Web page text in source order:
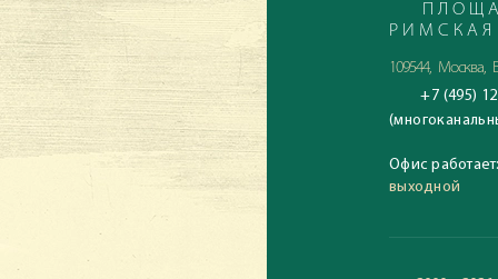
РИМСКАЯ
109544, Москва,
+7 (495)
Офис работает:
выходной